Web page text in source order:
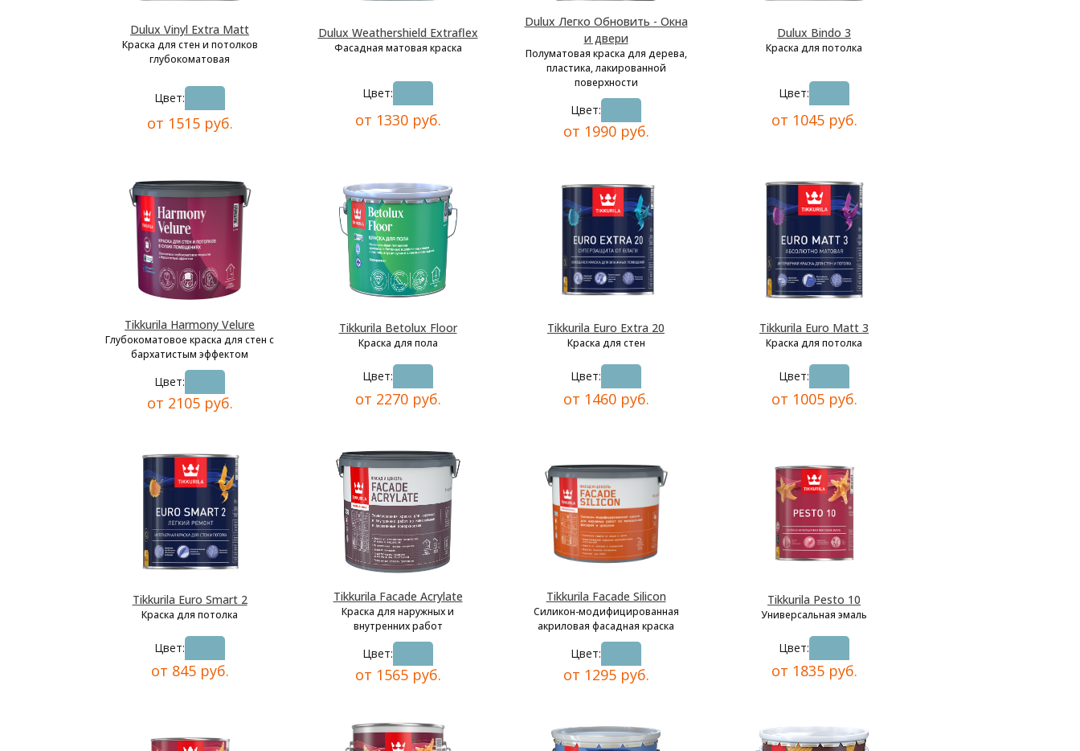
Dulux Vinyl Extra Matt
Краска для стен и потолков
глубокоматовая
Цвет:
от 1515 руб.
Dulux Weathershield Extraflex
Фасадная матовая краска
Цвет:
от 1330 руб.
Dulux Легко Обновить - Окна
и двери
Полуматовая краска для дерева,
пластика, лакированной
поверхности
Цвет:
от 1990 руб.
Dulux Bindo 3
Краска для потолка
Цвет:
от 1045 руб.
Tikkurila Harmony Velure
Глубокоматовое краска для стен с
бархатистым эффектом
Цвет:
от 2105 руб.
Tikkurila Betolux Floor
Краска для пола
Цвет:
от 2270 руб.
Tikkurila Euro Extra 20
Краска для стен
Цвет:
от 1460 руб.
Tikkurila Euro Matt 3
Краска для потолка
Цвет:
от 1005 руб.
Tikkurila Euro Smart 2
Краска для потолка
Цвет:
от 845 руб.
Tikkurila Facade Acrylate
Краска для наружных и
внутренних работ
Цвет:
от 1565 руб.
Tikkurila Facade Silicon
Силикон-модифицированная
акриловая фасадная краска
Цвет:
от 1295 руб.
Tikkurila Pesto 10
Универсальная эмаль
Цвет:
от 1835 руб.